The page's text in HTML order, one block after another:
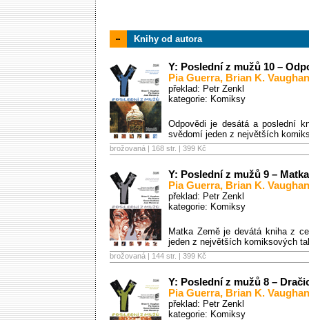
Knihy od autora
Y: Poslední z mužů 10 –
Pia Guerra, Brian K. Vaughan
překlad: Petr Zenkl
kategorie: Komiksy
Odpovědi je desátá a poslední
svědomí jeden z největších
brožovaná | 168 str. | 399 Kč
Y: Poslední z mužů 9 –
Pia Guerra, Brian K. Vaughan
překlad: Petr Zenkl
kategorie: Komiksy
Matka Země je devátá kniha z
jeden z největších komiksových
brožovaná | 144 str. | 399 Kč
Y: Poslední z mužů 8 –
Pia Guerra, Brian K. Vaughan
překlad: Petr Zenkl
kategorie: Komiksy